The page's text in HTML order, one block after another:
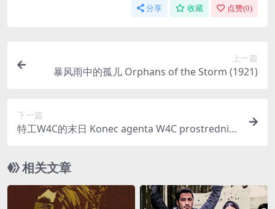
分享 收藏 点赞(0)
上一篇
暴风雨中的孤儿 Orphans of the Storm (1921)
下一篇
特工W4C的末日 Konec agenta W4C prostrednict
相关文章